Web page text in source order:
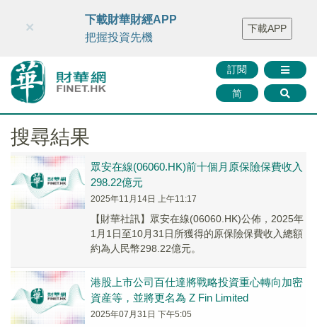
財華智庫網 FINTV FINMETA 財華證券 媒體矩陣
智庫沙龍
聯絡我們
訂閱
简
×
下載財華財經APP
把握投資先機
下載APP
搜尋結果
眾安在線(06060.HK)前十個月原保險保費收入
298.22億元
2025年11月14日 上午11:17
【財華社訊】眾安在線(06060.HK)公佈，2025年
1月1日至10月31日所獲得的原保險保費收入總額
約為人民幣298.22億元。
港股上市公司百仕達將戰略投資重心轉向加密
資産等，並將更名為 Z Fin Limited
2025年07月31日 下午5:05